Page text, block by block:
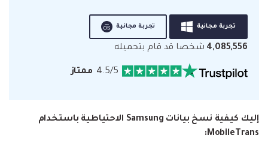
تجربة مجانية تجربة مجانية
4,085,556 شخصا قد قام بتحميله
4.5/5 ممتاز
إليك كيفية نسخ بيانات Samsung الاحتياطية باستخدام
MobileTrans: